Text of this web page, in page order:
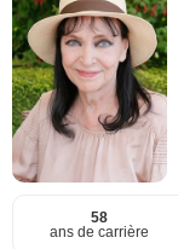
58
ans de carrière